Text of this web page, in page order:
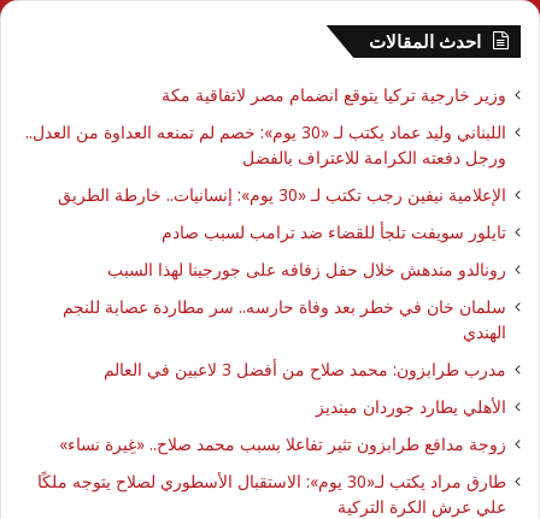
احدث المقالات
وزير خارجية تركيا يتوقع انضمام مصر لاتفاقية مكة
اللبناني وليد عماد يكتب لـ «30 يوم»: خصم لم تمنعه العداوة من العدل..
ورجل دفعته الكرامة للاعتراف بالفضل
الإعلامية نيفين رجب تكتب لـ «30 يوم»: إنسانيات.. خارطة الطريق
تايلور سويفت تلجأ للقضاء ضد ترامب لسبب صادم
رونالدو مندهش خلال حفل زفافه على جورجينا لهذا السبب
سلمان خان في خطر بعد وفاة حارسه.. سر مطاردة عصابة للنجم
الهندي
مدرب طرابزون: محمد صلاح من أفضل 3 لاعبين في العالم
الأهلي يطارد جوردان مينديز
زوجة مدافع طرابزون تثير تفاعلا بسبب محمد صلاح.. «غِيرة نساء»
طارق مراد يكتب لـ«30 يوم»: الاستقبال الأسطوري لصلاح يتوجه ملكًا
علي عرش الكرة التركية